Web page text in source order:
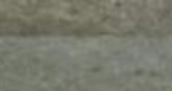
mes looks